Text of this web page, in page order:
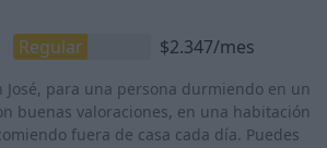
Regular $2.347/mes
José, para una persona durmiendo en un
buenas valoraciones, en una habitación
fuera de casa cada día. Puedes